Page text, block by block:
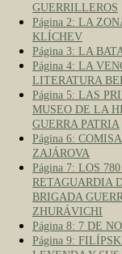
GUERRILLEROS
Página 2: LA
KLÍCHEV
Página 3: LA
Página 4: LA
LITERATURA
Página 5: LAS
MUSEO DE LA
GUERRA PATRIA
Página 6:
ZAJÁROVA
Página 7: LOS
RETAGUARDIA
BRIGADA
ZHURÁVICHI
Página 8: 7 DE
Página 9: